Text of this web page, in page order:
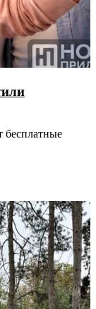
бесплатные